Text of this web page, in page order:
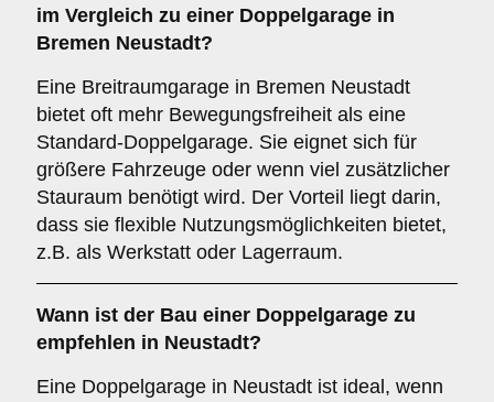
im Vergleich zu einer Doppelgarage in
Bremen Neustadt?
Eine Breitraumgarage in Bremen Neustadt
bietet oft mehr Bewegungsfreiheit als eine
Standard-Doppelgarage. Sie eignet sich für
größere Fahrzeuge oder wenn viel zusätzlicher
Stauraum benötigt wird. Der Vorteil liegt darin,
dass sie flexible Nutzungsmöglichkeiten bietet,
z.B. als Werkstatt oder Lagerraum.
Wann ist der Bau einer Doppelgarage zu
empfehlen in Neustadt?
Eine Doppelgarage in Neustadt ist ideal, wenn